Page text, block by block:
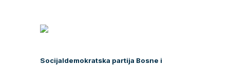
Socijaldemokratska partija Bosne i